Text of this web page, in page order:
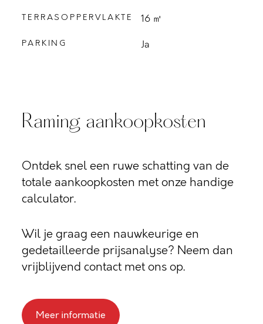
TERRASOPPERVLAKTE 16 ㎡
PARKING Ja
Raming aankoopkosten
Ontdek snel een ruwe schatting van de
totale aankoopkosten met onze handige
calculator.
Wil je graag een nauwkeurige en
gedetailleerde prijsanalyse? Neem dan
vrijblijvend contact met ons op.
Meer informatie